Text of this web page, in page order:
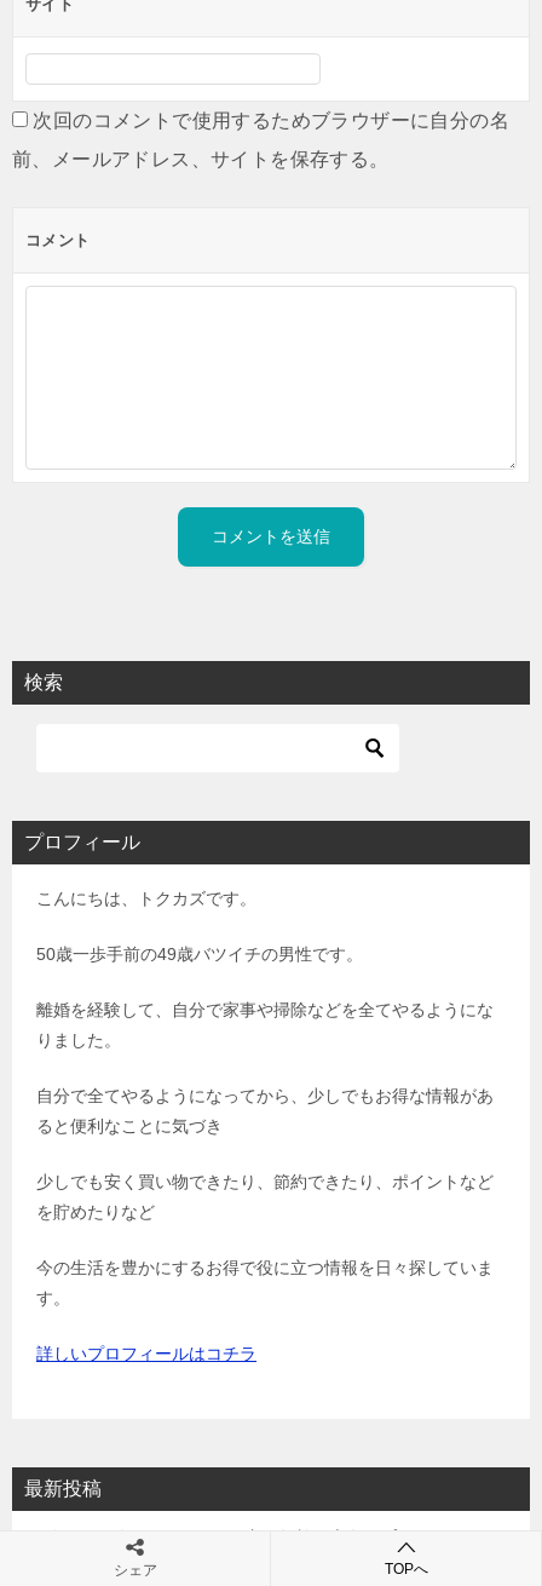
サイト
次回のコメントで使用するためブラウザーに自分の名
前、メールアドレス、サイトを保存する。
コメント
検索
プロフィール
こんにちは、トクカズです。
50歳一歩手前の49歳バツイチの男性です。
離婚を経験して、自分で家事や掃除などを全てやるようにな
りました。
自分で全てやるようになってから、少しでもお得な情報があ
ると便利なことに気づき
少しでも安く買い物できたり、節約できたり、ポイントなど
を貯めたりなど
今の生活を豊かにするお得で役に立つ情報を日々探していま
す。
詳しいプロフィールはコチラ
最新投稿
終わった人(YouTube)は何者？年齢や本名やプロフィールは？
結婚や彼女やSNSは？
シェア TOPへ